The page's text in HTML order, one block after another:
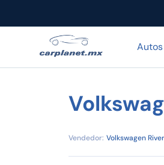
Vendedor: Volkswagen